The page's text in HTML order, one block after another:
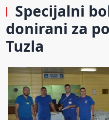
Specijalni
donirani za
Tuzla